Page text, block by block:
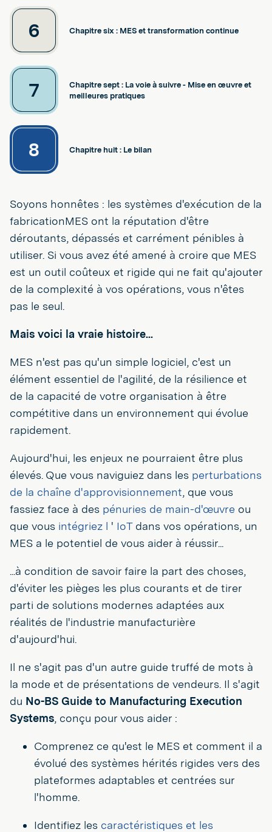
6 Chapitre six : MES et transformation continue
7
Chapitre sept : La voie à suivre - Mise en œuvre et
meilleures pratiques
8 Chapitre huit : Le bilan
Soyons honnêtes : les systèmes d'exécution de la
fabricationMES ont la réputation d'être
déroutants, dépassés et carrément pénibles à
utiliser. Si vous avez été amené à croire que MES
est un outil coûteux et rigide qui ne fait qu'ajouter
de la complexité à vos opérations, vous n'êtes
pas le seul.
Mais voici la vraie histoire...
MES n'est pas qu'un simple logiciel, c'est un
élément essentiel de l'agilité, de la résilience et
de la capacité de votre organisation à être
compétitive dans un environnement qui évolue
rapidement.
Aujourd'hui, les enjeux ne pourraient être plus
élevés. Que vous naviguiez dans les perturbations
de la chaîne d'approvisionnement, que vous
fassiez face à des pénuries de main-d'œuvre ou
que vous intégriez l ' IoTdans vos opérations, un
MES a le potentiel de vous aider à réussir...
...à condition de savoir faire la part des choses,
d'éviter les pièges les plus courants et de tirer
parti de solutions modernes adaptées aux
réalités de l'industrie manufacturière
d'aujourd'hui.
Il ne s'agit pas d'un autre guide truffé de mots à
la mode et de présentations de vendeurs. Il s'agit
du No-BS Guide to Manufacturing Execution
Systems, conçu pour vous aider :
Comprenez ce qu'est le MES et comment il a
évolué des systèmes hérités rigides vers des
plateformes adaptables et centrées sur
l'homme.
Identifiez les caractéristiques et les